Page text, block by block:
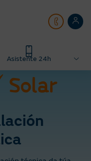
Asistente 24h